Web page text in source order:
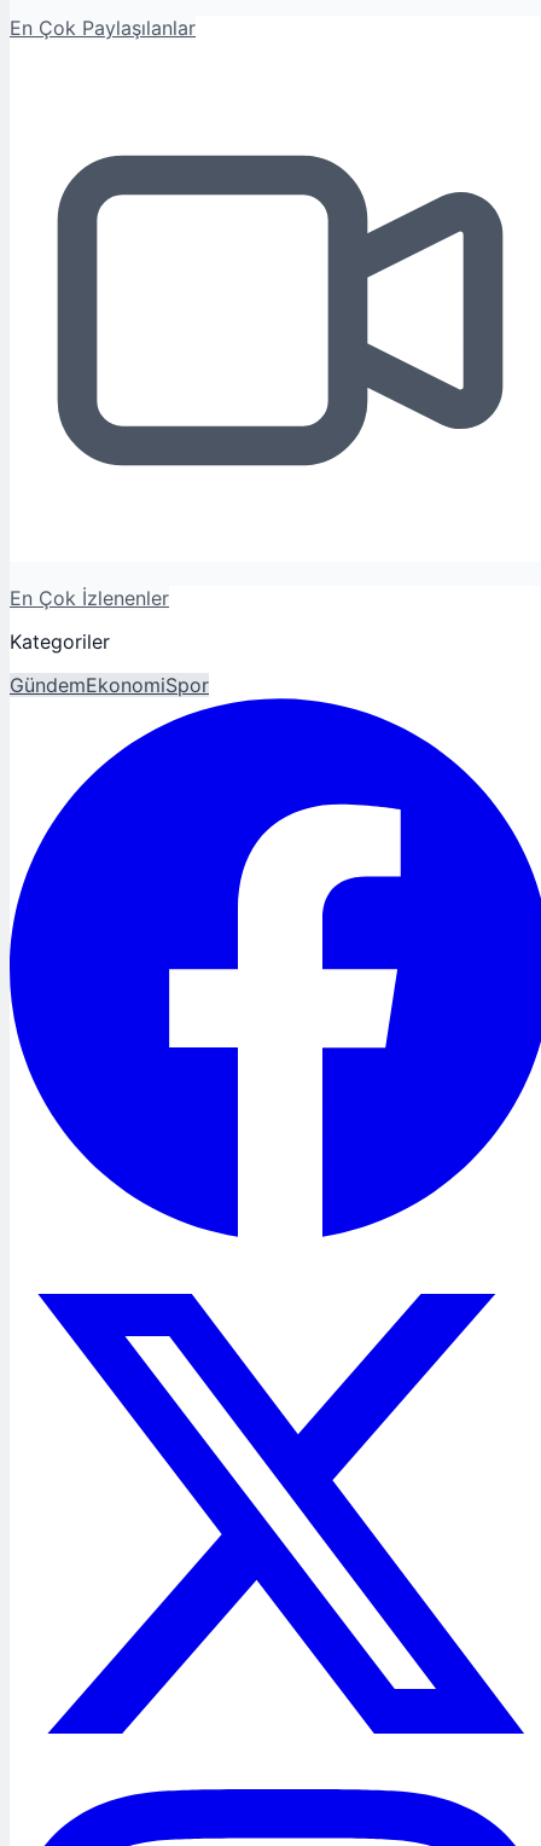
En Çok Paylaşılanlar
En Çok İzlenenler
Kategoriler
GündemEkonomiSpor